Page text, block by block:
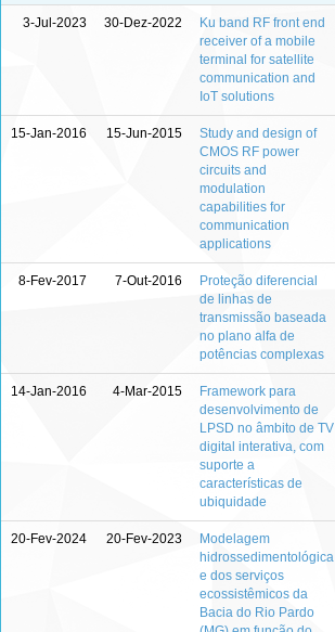
3-Jul-2023 30-Dez-2022
Ku band RF front end
receiver of a mobile
terminal for satellite
communication and
IoT solutions
15-Jan-2016 15-Jun-2015
Study and design of
CMOS RF power
circuits and
modulation
capabilities for
communication
applications
8-Fev-2017 7-Out-2016
Proteção diferencial
de linhas de
transmissão baseada
no plano alfa de
potências complexas
14-Jan-2016 4-Mar-2015
Framework para
desenvolvimento de
LPSD no âmbito de TV
digital interativa, com
suporte a
características de
ubiquidade
20-Fev-2024 20-Fev-2023
Modelagem
hidrossedimentológica
e dos serviços
ecossistêmicos da
Bacia do Rio Pardo